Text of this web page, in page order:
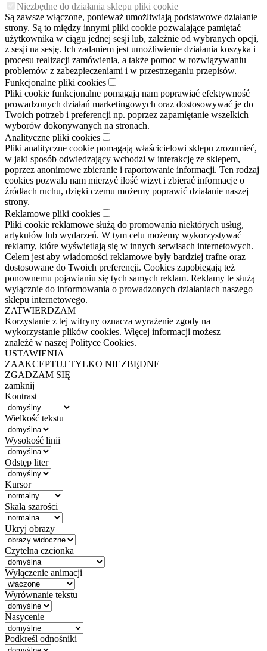
Niezbędne do działania sklepu pliki cookie
Są zawsze włączone, ponieważ umożliwiają podstawowe działanie
strony. Są to między innymi pliki cookie pozwalające pamiętać
użytkownika w ciągu jednej sesji lub, zależnie od wybranych opcji,
z sesji na sesję. Ich zadaniem jest umożliwienie działania koszyka i
procesu realizacji zamówienia, a także pomoc w rozwiązywaniu
problemów z zabezpieczeniami i w przestrzeganiu przepisów.
Funkcjonalne pliki cookies
Pliki cookie funkcjonalne pomagają nam poprawiać efektywność
prowadzonych działań marketingowych oraz dostosowywać je do
Twoich potrzeb i preferencji np. poprzez zapamiętanie wszelkich
wyborów dokonywanych na stronach.
Analityczne pliki cookies
Pliki analityczne cookie pomagają właścicielowi sklepu zrozumieć,
w jaki sposób odwiedzający wchodzi w interakcję ze sklepem,
poprzez anonimowe zbieranie i raportowanie informacji. Ten rodzaj
cookies pozwala nam mierzyć ilość wizyt i zbierać informacje o
źródłach ruchu, dzięki czemu możemy poprawić działanie naszej
strony.
Reklamowe pliki cookies
Pliki cookie reklamowe służą do promowania niektórych usług,
artykułów lub wydarzeń. W tym celu możemy wykorzystywać
reklamy, które wyświetlają się w innych serwisach internetowych.
Celem jest aby wiadomości reklamowe były bardziej trafne oraz
dostosowane do Twoich preferencji. Cookies zapobiegają też
ponownemu pojawianiu się tych samych reklam. Reklamy te służą
wyłącznie do informowania o prowadzonych działaniach naszego
sklepu internetowego.
ZATWIERDZAM
Korzystanie z tej witryny oznacza wyrażenie zgody na
wykorzystanie plików cookies. Więcej informacji możesz
znaleźć w naszej Polityce Cookies.
USTAWIENIA
ZAAKCEPTUJ TYLKO NIEZBĘDNE
ZGADZAM SIĘ
zamknij
Kontrast
Wielkość tekstu
Wysokość linii
Odstęp liter
Kursor
Skala szarości
Ukryj obrazy
Czytelna czcionka
Wyłączenie animacji
Wyrównanie tekstu
Nasycenie
Podkreśl odnośniki